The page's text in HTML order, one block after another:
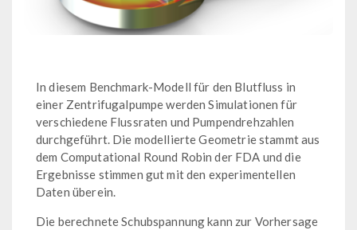
In diesem Benchmark-Modell für den Blutfluss in
einer Zentrifugalpumpe werden Simulationen für
verschiedene Flussraten und Pumpendrehzahlen
durchgeführt. Die modellierte Geometrie stammt aus
dem Computational Round Robin der FDA und die
Ergebnisse stimmen gut mit den experimentellen
Daten überein.
Die berechnete Schubspannung kann zur Vorhersage